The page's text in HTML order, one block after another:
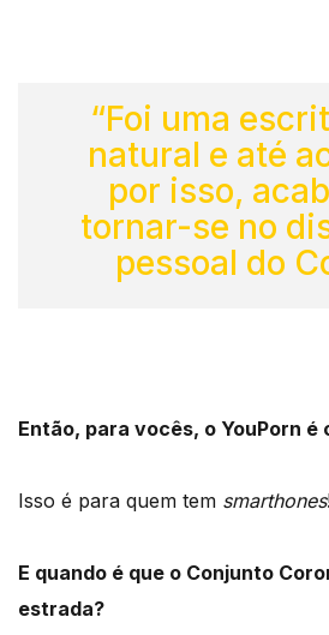
“Foi uma
natural e até
por isso,
tornar-se no
pessoal do
Então, para vocês, o YouPorn é
Isso é para quem tem smarthones
E quando é que o Conjunto
estrada?